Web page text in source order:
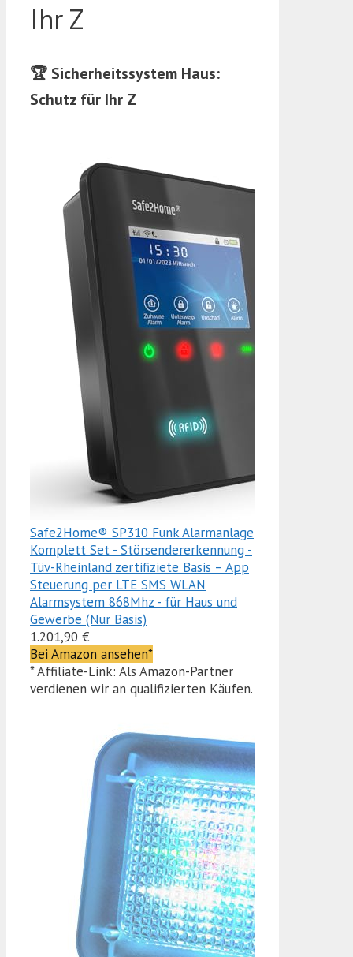
Ihr Z
🏆 Sicherheitssystem Haus:
Schutz für Ihr Z
Safe2Home® SP310 Funk Alarmanlage
Komplett Set - Störsendererkennung -
Tüv-Rheinland zertifiziete Basis – App
Steuerung per LTE SMS WLAN
Alarmsystem 868Mhz - für Haus und
Gewerbe (Nur Basis)
1.201,90 €
Bei Amazon ansehen*
* Affiliate-Link: Als Amazon-Partner
verdienen wir an qualifizierten Käufen.